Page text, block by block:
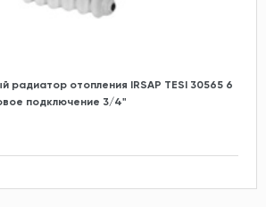
радиатор отопления IRSAP TESI 30565 6
подключение 3/4"